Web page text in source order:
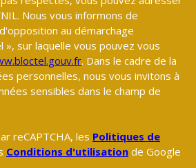
Nous vous informons de
au démarchage
», sur laquelle vous pouvez vous
. Dans le cadre de la
personnelles, nous vous invitons à
sensibles dans le champ de
reCAPTCHA, les Politiques de
Conditions d'utilisation de Google